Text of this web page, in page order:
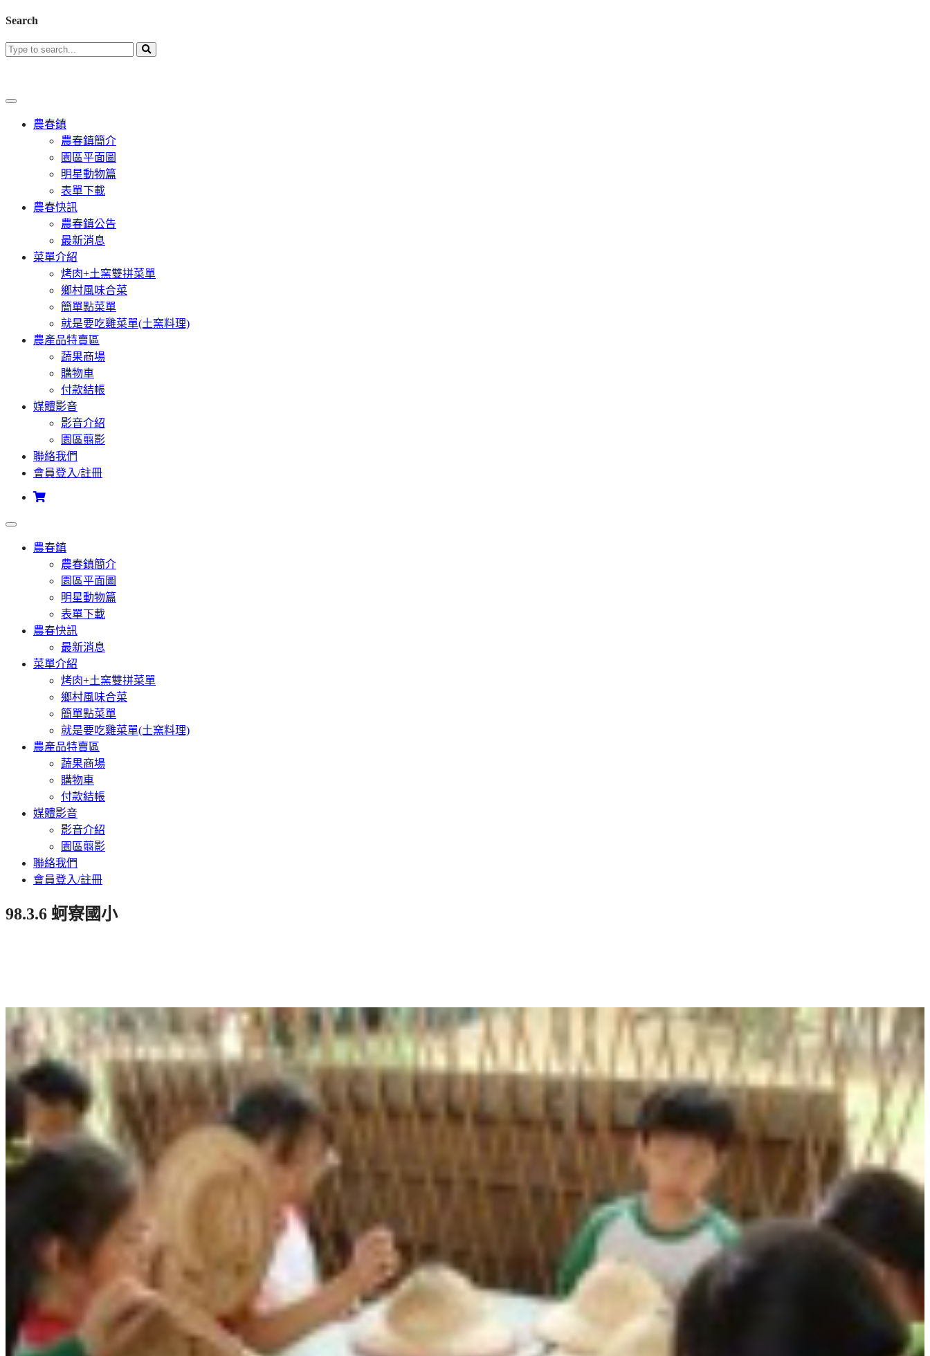
Search
農春鎮
農春鎮簡介
園區平面圖
明星動物篇
表單下載
農春快訊
農春鎮公告
最新消息
菜單介紹
烤肉+土窯雙拼菜單
鄉村風味合菜
簡單點菜單
就是要吃雞菜單(土窯料理)
農產品特賣區
蔬果商場
購物車
付款結帳
媒體影音
影音介紹
園區翦影
聯絡我們
會員登入/註冊
農春鎮
農春鎮簡介
園區平面圖
明星動物篇
表單下載
農春快訊
最新消息
菜單介紹
烤肉+土窯雙拼菜單
鄉村風味合菜
簡單點菜單
就是要吃雞菜單(土窯料理)
農產品特賣區
蔬果商場
購物車
付款結帳
媒體影音
影音介紹
園區翦影
聯絡我們
會員登入/註冊
98.3.6 蚵寮國小